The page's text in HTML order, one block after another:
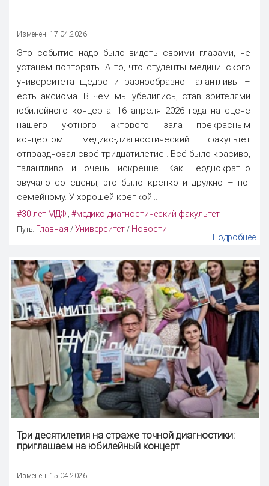
Изменен: 17.04.2026
Это событие надо было видеть своими глазами, не
устанем повторять. А то, что студенты медицинского
университета щедро и разнообразно талантливы –
есть аксиома. В чём мы убедились, став зрителями
юбилейного концерта. 16 апреля 2026 года на сцене
нашего уютного актового зала прекрасным
концертом медико-диагностический факультет
отпраздновал своё тридцатилетие . Всё было красиво,
талантливо и очень искренне. Как неоднократно
звучало со сцены, это было крепко и дружно – по-
семейному. У хорошей крепкой...
#30 лет МДФ , #медико-диагностический факультет
Путь: Главная / Университет / Новости
Подробнее
Три десятилетия на страже точной диагностики:
приглашаем на юбилейный концерт
Изменен: 15.04.2026